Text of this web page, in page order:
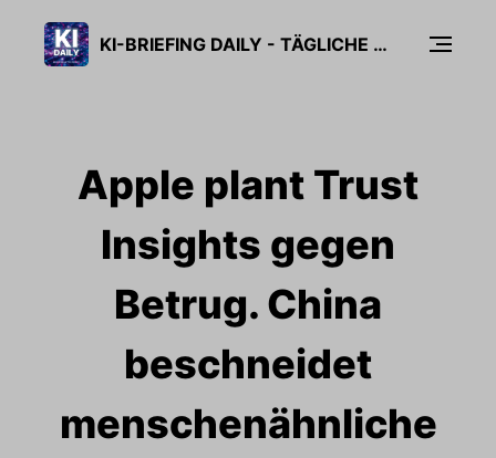
KI-BRIEFING DAILY - TÄGLICHE KI-NEWS IN 5 MINUTEN
Apple plant Trust
Insights gegen
Betrug. China
beschneidet
menschenähnliche